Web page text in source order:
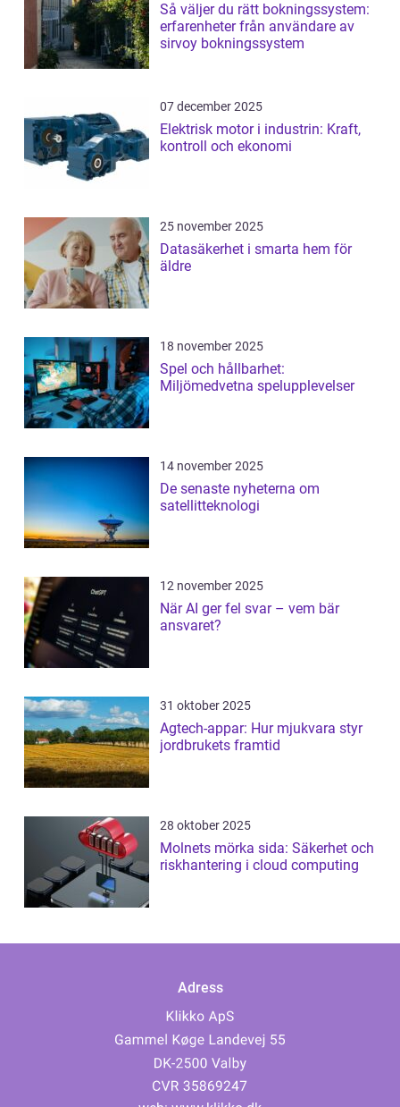
Så väljer du rätt bokningssystem:
erfarenheter från användare av
sirvoy bokningssystem
07 december 2025
Elektrisk motor i industrin: Kraft,
kontroll och ekonomi
25 november 2025
Datasäkerhet i smarta hem för
äldre
18 november 2025
Spel och hållbarhet:
Miljömedvetna spelupplevelser
14 november 2025
De senaste nyheterna om
satellitteknologi
12 november 2025
När AI ger fel svar – vem bär
ansvaret?
31 oktober 2025
Agtech-appar: Hur mjukvara styr
jordbrukets framtid
28 oktober 2025
Molnets mörka sida: Säkerhet och
riskhantering i cloud computing
Adress